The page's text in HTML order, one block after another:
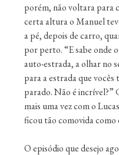
porém, não voltara para
certa altura o Manuel
a pé, depois de carro,
por perto. “E sabe onde
auto-estrada, a olhar no
para a estrada que
parado. Não é incrível?”
mais uma vez com o
ficou tão comovida como
O episódio que desejo